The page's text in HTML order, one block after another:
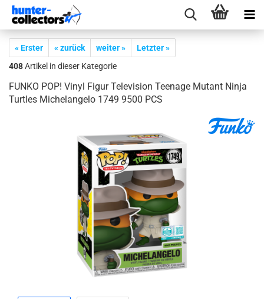
« Erster « zurück weiter »
Letzter »
408Artikel in dieser Kategorie
FUNKO POP! Vinyl Figur Te­le­vi­si­on Teenage Mu­tant Ninja
Turt­les Mi­chel­an­ge­lo 1749 9500 PCS